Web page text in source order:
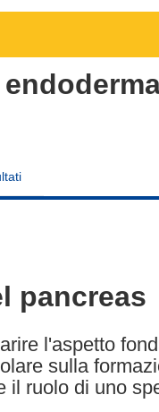
pancreas
l'aspetto
sulla
il ruolo di uno